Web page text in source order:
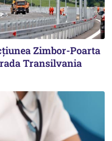
Zimbor-Poarta
Transilvania